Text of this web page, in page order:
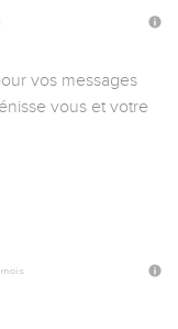
vos messages
vous et votre
mois